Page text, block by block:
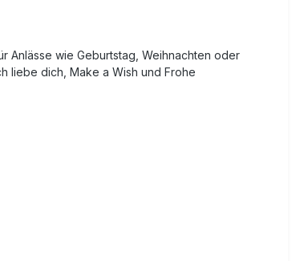
Anlässe wie Geburtstag, Weihnachten oder
liebe dich, Make a Wish und Frohe